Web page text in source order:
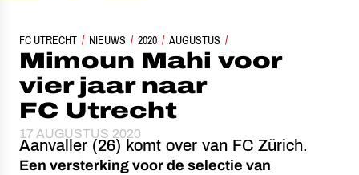
FC UTRECHT NIEUWS 2020 AUGUSTUS
MIMOUN MAHI VOOR VIER JAAR NAAR FC UTRECHT
Mimoun Mahi voor
vier jaar naar
FC Utrecht
17 AUGUSTUS 2020
Aanvaller (26) komt over van FC Zürich.
Een versterking voor de selectie van